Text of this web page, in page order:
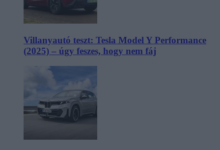
Villanyautó teszt: Tesla Model Y Performance
(2025) – úgy feszes, hogy nem fáj